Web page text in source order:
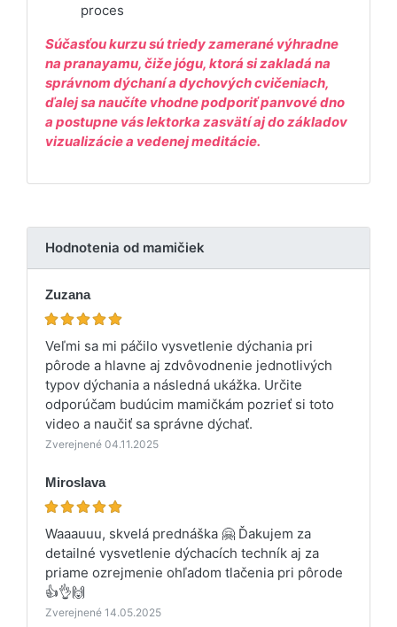
proces
Súčasťou kurzu sú triedy zamerané výhradne
na pranayamu, čiže jógu, ktorá si zakladá na
správnom dýchaní a dychových cvičeniach,
ďalej sa naučíte vhodne podporiť panvové dno
a postupne vás lektorka zasvätí aj do základov
vizualizácie a vedenej meditácie.
Hodnotenia od mamičiek
Zuzana
Veľmi sa mi páčilo vysvetlenie dýchania pri
pôrode a hlavne aj zdvôvodnenie jednotlivých
typov dýchania a následná ukážka. Určite
odporúčam budúcim mamičkám pozrieť si toto
video a naučiť sa správne dýchať.
Zverejnené 04.11.2025
Miroslava
Waaauuu, skvelá prednáška 🤗 Ďakujem za
detailné vysvetlenie dýchacích techník aj za
priame ozrejmenie ohľadom tlačenia pri pôrode
👍👌🙌
Zverejnené 14.05.2025